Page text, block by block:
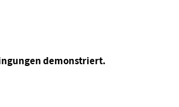
demonstriert.